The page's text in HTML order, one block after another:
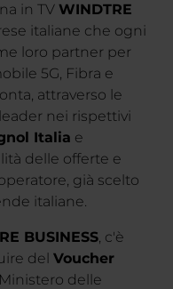
in TV WINDTRE
italiane che ogni
loro partner per
5G, Fibra e
attraverso le
nei rispettivi
Italia e
delle offerte e
già scelto
italiane.
BUSINESS, c'è
del Voucher
delle